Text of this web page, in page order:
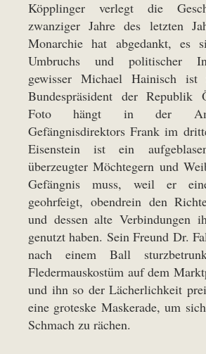
Köpplinger verlegt die
zwanziger Jahre des letzten
Monarchie hat abgedankt, es
Umbruchs und politischer
gewisser Michael Hainisch
Bundespräsident der Republik
Foto hängt in der
Gefängnisdirektors Frank im
Eisenstein ist ein
überzeugter Möchtegern und
Gefängnis muss, weil er
geohrfeigt, obendrein den
und dessen alte Verbindungen
genutzt haben. Sein Freund Dr.
nach einem Ball
Fledermauskostüm auf dem
und ihn so der Lächerlichkeit
eine groteske Maskerade, um
Schmach zu rächen.